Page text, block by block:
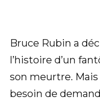
Bruce Rubin a
l’histoire d’un
son meurtre. Mais
besoin de